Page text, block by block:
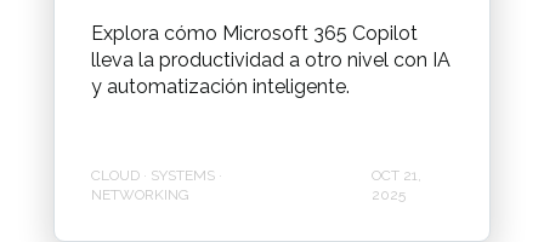
Explora cómo Microsoft 365 Copilot
lleva la productividad a otro nivel con IA
y automatización inteligente.
CLOUD · SYSTEMS ·
NETWORKING
OCT 21,
2025